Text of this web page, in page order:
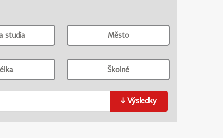
studia Město
Školné
↓ Výsledky